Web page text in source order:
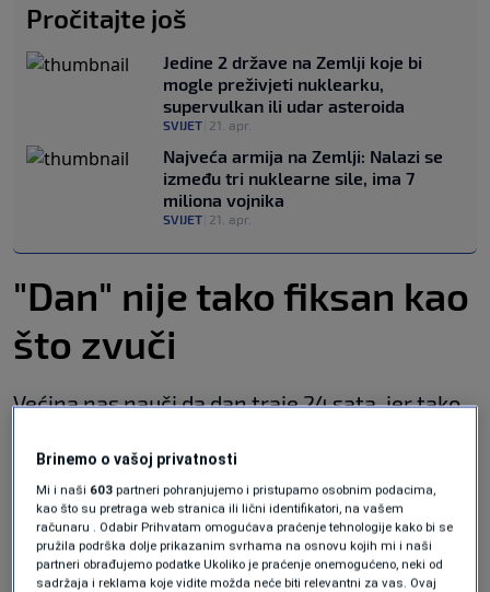
Pročitajte još
Jedine 2 države na Zemlji koje bi
mogle preživjeti nuklearku,
supervulkan ili udar asteroida
SVIJET 21. apr.
Najveća armija na Zemlji: Nalazi se
između tri nuklearne sile, ima 7
miliona vojnika
SVIJET 21. apr.
"Dan" nije tako fiksan kao
što zvuči
Većina nas nauči da dan traje 24 sata, jer tako
smjenama i budilnikom. Ali ako mjerite
Zemljinu rotaciju koristeći udaljene zvijezde
umjesto Sunca, dobit ćete nešto kraću
vrijednost koja se naziva zvjezdani dan, što je
Brinemo o vašoj privatnosti
Mi i naši 603 partneri pohranjujemo i pristupamo osobnim podacima,
kao što su pretraga web stranica ili lični identifikatori, na vašem
računaru . Odabir Prihvatam omogućava praćenje tehnologije kako bi se
pružila podrška dolje prikazanim svrhama na osnovu kojih mi i naši
partneri obrađujemo podatke Ukoliko je praćenje onemogućeno, neki od
sadržaja i reklama koje vidite možda neće biti relevantni za vas. Ovaj